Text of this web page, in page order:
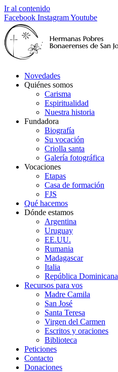
Ir al contenido
Facebook InstagramYoutube
Novedades
Quiénes somos
Carisma
Espiritualidad
Nuestra historia
Fundadora
Biografía
Su vocación
Criolla santa
Galería fotográfica
Vocaciones
Etapas
Casa de formación
FJS
Qué hacemos
Dónde estamos
Argentina
Uruguay
EE.UU.
Rumania
Madagascar
Italia
República Dominicana
Recursos para vos
Madre Camila
San José
Santa Teresa
Virgen del Carmen
Escritos y oraciones
Biblioteca
Peticiones
Contacto
Donaciones